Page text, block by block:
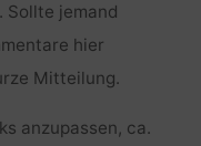
Sollte jemand
hier
Mitteilung.
anzupassen, ca.